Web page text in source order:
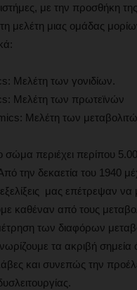
με την προσθήκη
μελέτη μιας ομάδας
Μελέτη των γονιδίων.
Μελέτη των πρωτεϊνών
Μελέτη των
περιέχει περίπου
την δεκαετία του 1940
εξελίξεις μας επέτρεψαν
καθέναν από τους
των διαφόρων
τα ακριβή σημεία
και συνεπώς την